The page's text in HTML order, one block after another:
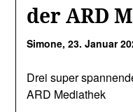
der ARD
Simone,23. Januar
Drei super
ARD Mediathek